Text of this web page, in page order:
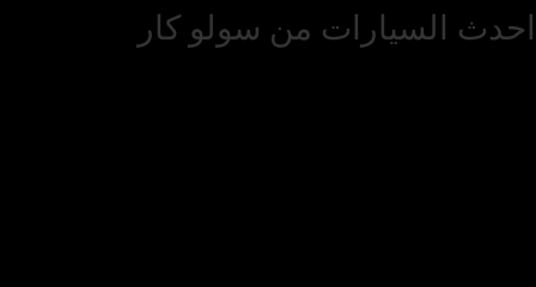
احدث السيارات من سولو كار